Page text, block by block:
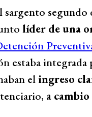
segundo de
en el CDP de
a cambio de
a los
operación. Las
lo que llevó a
telefónicas que
segundo
líder de una
estaba integrada
elingreso
a